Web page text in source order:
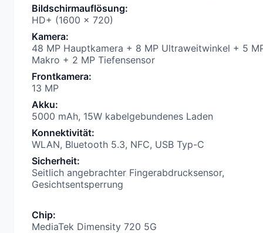
Bildschirmauflösung:
HD+ (1600 x 720)
Kamera:
48 MP Hauptkamera + 8 MP Ultraweitwinkel + 5
Makro + 2 MP Tiefensensor
Frontkamera:
13 MP
Akku:
5000 mAh, 15W kabelgebundenes Laden
Konnektivität:
WLAN, Bluetooth 5.3, NFC, USB Typ-C
Sicherheit:
Seitlich angebrachter Fingerabdrucksensor,
Gesichtsentsperrung
Chip:
MediaTek Dimensity 720 5G